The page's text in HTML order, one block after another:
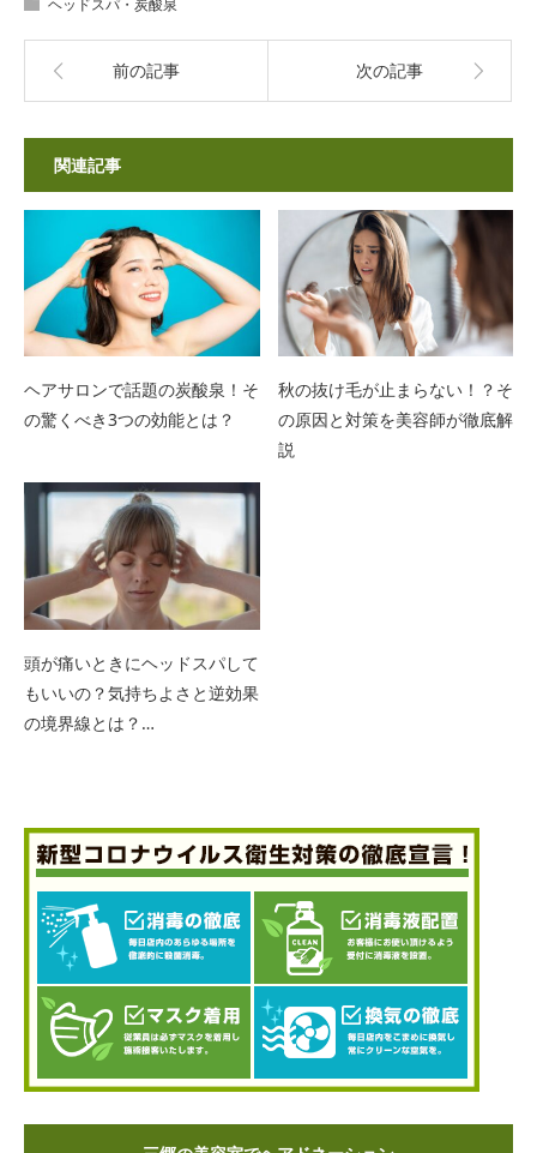
前の記事 次の記事
関連記事
ヘアサロンで話題の炭酸泉！そ
の驚くべき3つの効能とは？
秋の抜け毛が止まらない！？そ
の原因と対策を美容師が徹底解
説
頭が痛いときにヘッドスパして
もいいの？気持ちよさと逆効果
の境界線とは？…